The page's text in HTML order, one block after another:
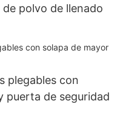
polvo de llenado
plegables con
puerta de seguridad